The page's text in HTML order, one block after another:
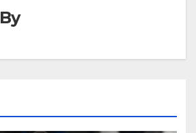
By